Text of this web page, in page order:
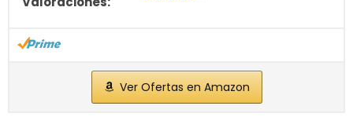
Ver Ofertas en Amazon